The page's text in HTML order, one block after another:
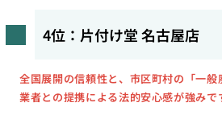
4位：片付け堂 名古屋店
全国展開の信頼性と、市区町村の「一般
業者との提携による法的安心感が強みで